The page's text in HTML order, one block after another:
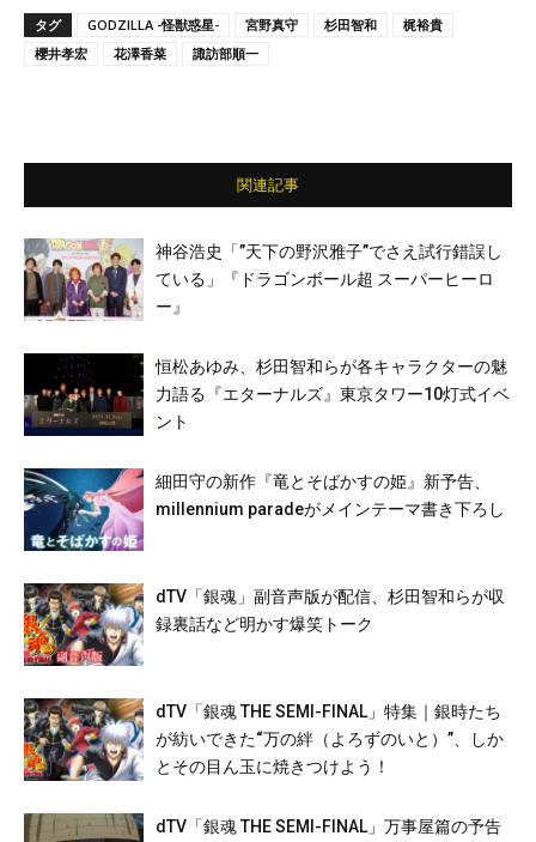
タグ GODZILLA -怪獣惑星- 宮野真守 杉田智和
梶裕貴
櫻井孝宏
花澤香菜 諏訪部順一
関連記事
神谷浩史「”天下の野沢雅子”でさえ試行錯誤し
ている」『ドラゴンボール超 スーパーヒーロ
ー』
恒松あゆみ、杉田智和らが各キャラクターの魅
力語る『エターナルズ』東京タワー10灯式イベ
ント
細田守の新作『竜とそばかすの姫』新予告、
millennium paradeがメインテーマ書き下ろし
dTV「銀魂」副音声版が配信、杉田智和らが収
録裏話など明かす爆笑トーク
dTV「銀魂 THE SEMI-FINAL」特集｜銀時たち
が紡いできた“万の絆（よろずのいと）”、しか
とその目ん玉に焼きつけよう！
dTV「銀魂 THE SEMI-FINAL」万事屋篇の予告